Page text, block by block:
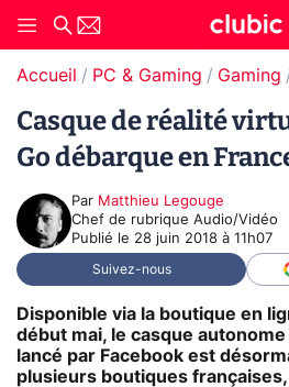
Accueil PC & Gaming Gaming
Casque de réalité
Go débarque en
Par Matthieu Legouge
Chef de rubrique Audio/Vidéo
Publié le 28 juin 2018 à 11h07
Suivez-nous
Disponible via la boutique en
début mai, le casque
lancé par Facebook est
plusieurs boutiques françaises,